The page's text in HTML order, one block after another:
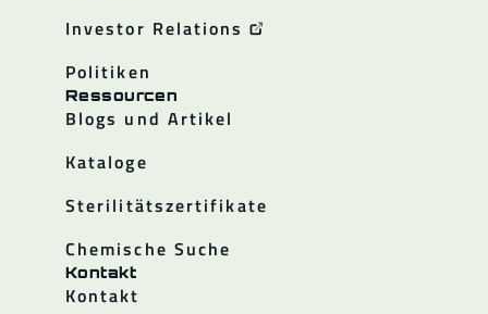
Investor Relations
Politiken
Ressourcen
Blogs und Artikel
Kataloge
Sterilitätszertifikate
Chemische Suche
Kontakt
Kontakt